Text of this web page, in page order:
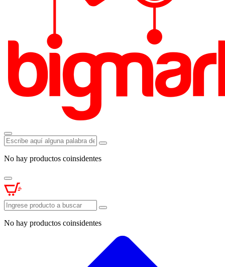
No hay productos coinsidentes
No hay productos coinsidentes